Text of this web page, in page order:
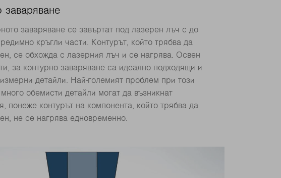
заваряване
заваряване се завъртат под лазерен лъч с до
кръгли части. Контурът, който трябва да
се обхожда с лазерния лъч и се нагрява. Освен
за контурно заваряване са идеално подходящи и
детайли. Най-големият проблем при този
обемисти детайли могат да възникнат
понеже контурът на компонента, който трябва да
не се нагрява едновременно.